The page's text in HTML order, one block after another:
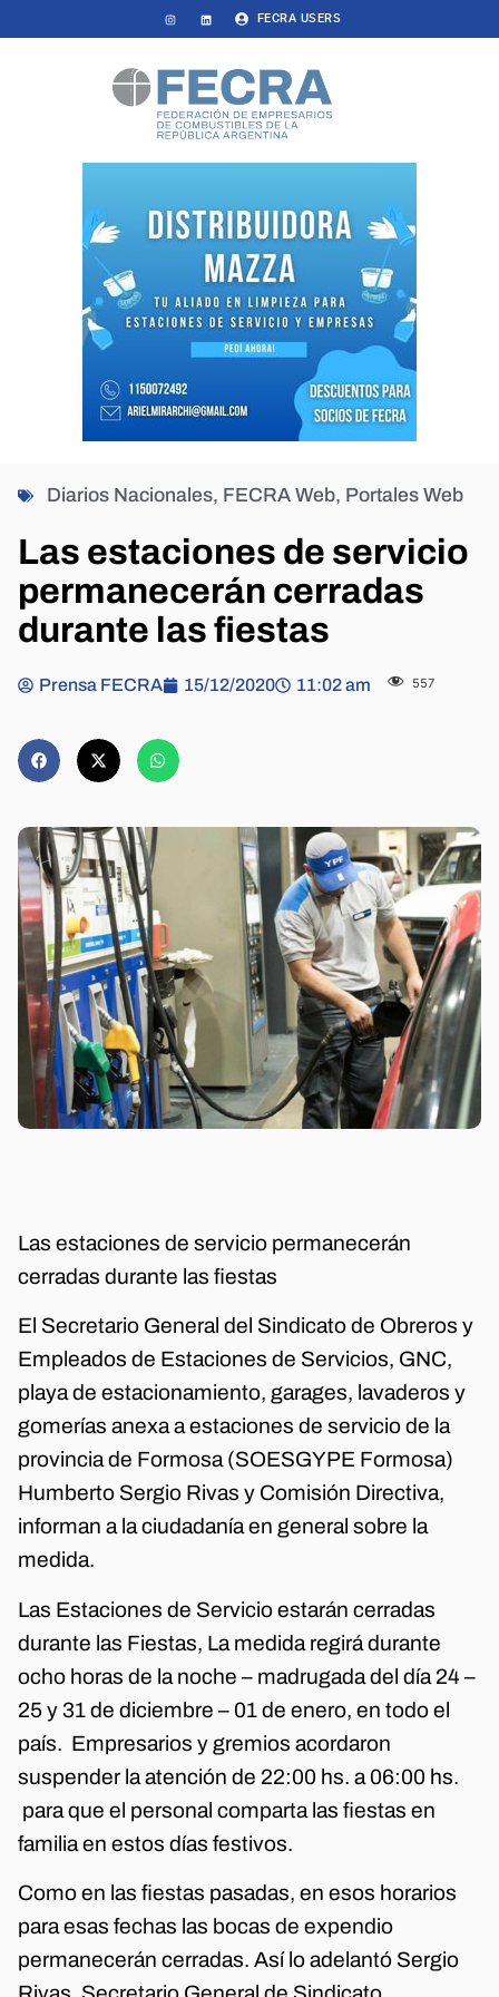
FECRA USERS
Diarios Nacionales, FECRA Web, Portales Web
Las estaciones de servicio
permanecerán cerradas
durante las fiestas
Prensa FECRA 15/12/2020 11:02 am 557
Las estaciones de servicio permanecerán
cerradas durante las fiestas
El Secretario General del Sindicato de Obreros y
Empleados de Estaciones de Servicios, GNC,
playa de estacionamiento, garages, lavaderos y
gomerías anexa a estaciones de servicio de la
provincia de Formosa (SOESGYPE Formosa)
Humberto Sergio Rivas y Comisión Directiva,
informan a la ciudadanía en general sobre la
medida.
Las Estaciones de Servicio estarán cerradas
durante las Fiestas, La medida regirá durante
ocho horas de la noche – madrugada del día 24 –
25 y 31 de diciembre – 01 de enero, en todo el
país. Empresarios y gremios acordaron
suspender la atención de 22:00 hs. a 06:00 hs.
para que el personal comparta las fiestas en
familia en estos días festivos.
Como en las fiestas pasadas, en esos horarios
para esas fechas las bocas de expendio
permanecerán cerradas. Así lo adelantó Sergio